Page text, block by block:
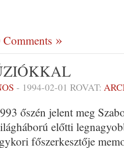
Comments
- 1994-02-01 ROVAT:
őszén jelent meg
előtti
főszerkesztője